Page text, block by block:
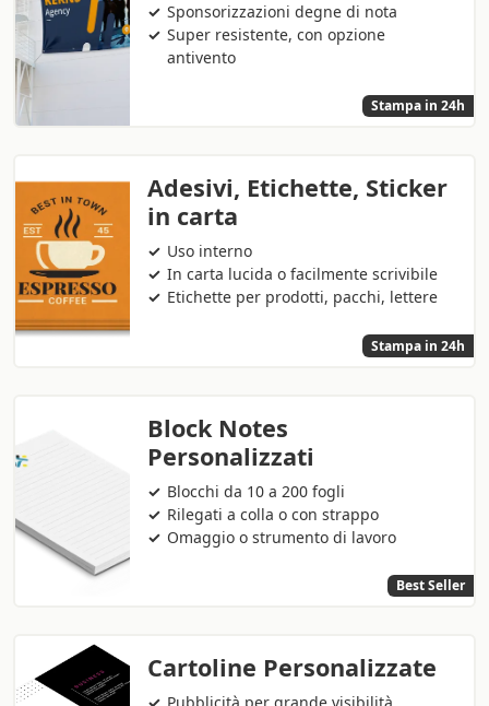
Sponsorizzazioni degne di nota
Super resistente, con opzione
antivento
Stampa in 24h
Adesivi, Etichette, Sticker
in carta
Uso interno
In carta lucida o facilmente scrivibile
Etichette per prodotti, pacchi, lettere
Stampa in 24h
Block Notes
Personalizzati
Blocchi da 10 a 200 fogli
Rilegati a colla o con strappo
Omaggio o strumento di lavoro
Best Seller
Cartoline Personalizzate